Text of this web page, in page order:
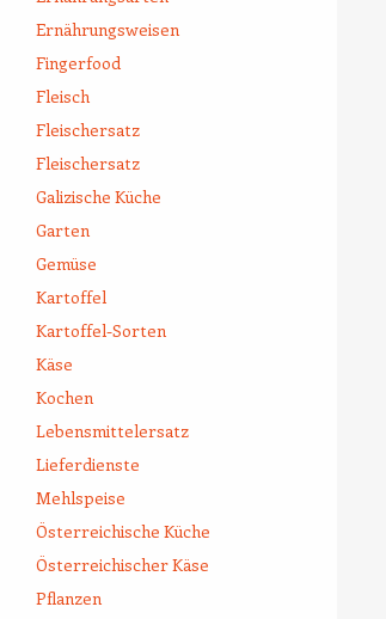
Ernährungsweisen
Fingerfood
Fleisch
Fleischersatz
Fleischersatz
Galizische Küche
Garten
Gemüse
Kartoffel
Kartoffel-Sorten
Käse
Kochen
Lebensmittelersatz
Lieferdienste
Mehlspeise
Österreichische Küche
Österreichischer Käse
Pflanzen